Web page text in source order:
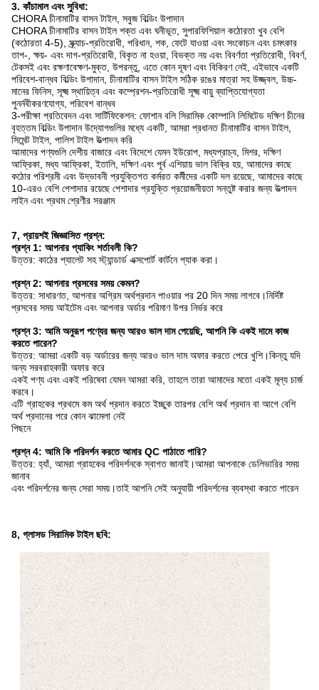
3. কাঁচামাল এবং সুবিধা:
CHORA চীনামাটির বাসন টাইল, সবুজ বিল্ডিং উপাদান
CHORA চীনামাটির বাসন টাইল শক্ত এবং ঘনীভূত, সুপারফিশিয়াল কঠোরতা খুব বেশি
(কঠোরতা 4-5), স্ক্র্যাচ-প্রতিরোধী, পরিধান, শক, ফেটে যাওয়া এবং সংকোচন এবং চমৎকার
তাপ-, ক্ষয়- এবং দাগ-প্রতিরোধী, বিকৃত না হওয়া, বিভক্ত নয় এবং বিবর্ণতা প্রতিরোধী, বিবর্ণ,
টেকসই এবং রক্ষণাবেক্ষণ-মুক্ত, উপরন্তু, এতে কোন দূষণ এবং বিকিরণ নেই, এইভাবে একটি
পরিবেশ-বান্ধব বিল্ডিং উপাদান, চীনামাটির বাসন টাইল সঠিক রঙের মাত্রা সহ উজ্জ্বল, উচ্চ-
মানের ফিনিস, সূক্ষ্ম স্থায়িত্ব এবং কম্প্রেশন-প্রতিরোধী সূক্ষ্ম বায়ু ব্যাপ্তিযোগ্যতা
পুনর্নবীকরণযোগ্য, পরিবেশ বান্ধব
3-পরীক্ষা প্রতিবেদন এবং সার্টিফিকেশন: ফোশান বলি সিরামিক কোম্পানি লিমিটেড দক্ষিণ চীনের
বৃহত্তম বিল্ডিং উপাদান উদ্যোগগুলির মধ্যে একটি, আমরা প্রধানত চীনামাটির বাসন টাইল,
সিমেন্ট টাইল, পালিশ টাইল উত্পাদন করি
আমাদের পণ্যগুলি দেশীয় বাজারে এবং বিদেশে যেমন ইউরোপ, মধ্যপ্রাচ্য, মিশর, দক্ষিণ
আফ্রিকা, মধ্য আফ্রিকা, ইতালি, দক্ষিণ এবং পূর্ব এশিয়ায় ভাল বিক্রি হয়, আমাদের কাছে
কঠোর পরিশ্রমী এবং উদ্ভাবনী প্রযুক্তিগত কর্মরত কর্মীদের একটি দল রয়েছে, আমাদের কাছে
10-এরও বেশি পেশাদার রয়েছে পেশাদার প্রযুক্তি প্রয়োজনীয়তা সন্তুষ্ট করার জন্য উত্পাদন
লাইন এবং প্রথম শ্রেণীর সরঞ্জাম
7, প্রায়শই জিজ্ঞাসিত প্রশ্ন:
প্রশ্ন 1: আপনার প্যাকিং শর্তাবলী কি?
উত্তর: কাঠের প্যালেট সহ স্ট্যান্ডার্ড এক্সপোর্ট কার্টনে প্যাক করা।
প্রশ্ন 2: আপনার প্রসবের সময় কেমন?
উত্তর: সাধারণত, আপনার অগ্রিম অর্থপ্রদান পাওয়ার পর 20 দিন সময় লাগবে।নির্দিষ্ট
প্রসবের সময় আইটেম এবং আপনার অর্ডার পরিমাণ উপর নির্ভর করে
প্রশ্ন 3: আমি অনুরূপ পণ্যের জন্য আরও ভাল দাম পেয়েছি, আপনি কি একই দামে কাজ
করতে পারেন?
উত্তর: আমরা একটি বড় অর্ডারের জন্য আরও ভাল দাম অফার করতে পেরে খুশি।কিন্তু যদি
অন্য সরবরাহকারী অফার করে
একই পণ্য এবং একই পরিষেবা যেমন আমরা করি, তাহলে তারা আমাদের মতো একই মূল্য চার্জ
করবে।
এটি গ্রাহকের প্রথমে কম অর্থ প্রদান করতে ইচ্ছুক তারপর বেশি অর্থ প্রদান বা আগে বেশি
অর্থ প্রদানের পরে কোন ঝামেলা নেই
পিছনে
প্রশ্ন 4: আমি কি পরিদর্শন করতে আমার QC পাঠাতে পারি?
উত্তর: হ্যাঁ, আমরা গ্রাহকের পরিদর্শনকে স্বাগত জানাই।আমরা আপনাকে ডেলিভারির সময়
জানাব
এবং পরিদর্শনের জন্য সেরা সময়।তাই আপনি সেই অনুযায়ী পরিদর্শনের ব্যবস্থা করতে পারেন
8, গ্লাসড সিরামিক টাইল ছবি: